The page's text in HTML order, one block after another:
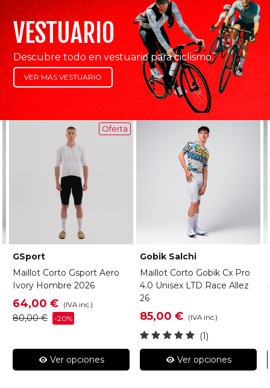
VESTUARIO
Descubre todo en vestuario para ciclismo.
VER MÁS VESTUARIO
Oferta
GSport
Maillot Corto Gsport Aero
Ivory Hombre 2026
64,00 € (IVA inc.)
80,00 € -20%
Ver opciones
Gobik Salchi
Maillot Corto Gobik Cx Pro
4.0 Unisex LTD Race Allez
26
85,00 € (IVA inc.)
(1)
Ver opciones